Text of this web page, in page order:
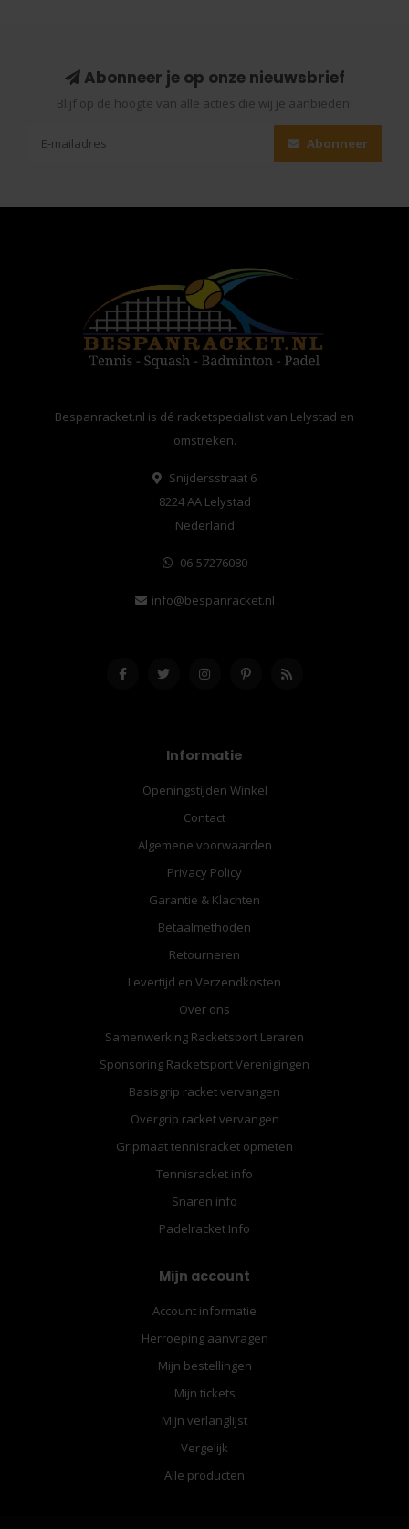
Abonneer je op onze nieuwsbrief
Blijf op de hoogte van alle acties die wij je aanbieden!
Abonneer
Bespanracket.nl is dé racketspecialist van Lelystad en
omstreken.
Snijdersstraat 6
8224 AA Lelystad
Nederland
06-57276080
info@bespanracket.nl
Informatie
Openingstijden Winkel
Contact
Algemene voorwaarden
Privacy Policy
Garantie & Klachten
Betaalmethoden
Retourneren
Levertijd en Verzendkosten
Over ons
Samenwerking Racketsport Leraren
Sponsoring Racketsport Verenigingen
Basisgrip racket vervangen
Overgrip racket vervangen
Gripmaat tennisracket opmeten
Tennisracket info
Snaren info
Padelracket Info
Mijn account
Account informatie
Herroeping aanvragen
Mijn bestellingen
Mijn tickets
Mijn verlanglijst
Vergelijk
Alle producten